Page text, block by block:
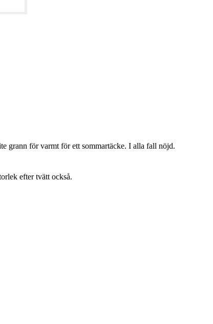
grann för varmt för ett sommartäcke. I alla fall nöjd.
efter tvätt också.